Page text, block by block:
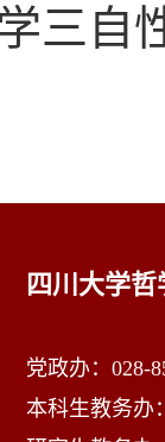
三自
四川大学哲
党政办：028-
本科生教务办